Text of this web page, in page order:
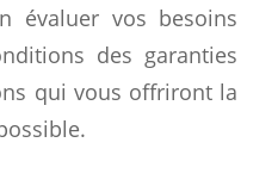
évaluer vos besoins
des garanties
qui vous offriront la